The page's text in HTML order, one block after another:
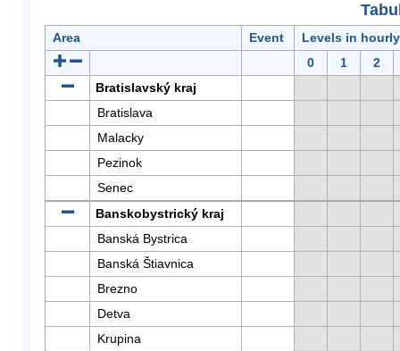
Area Event
Levels in
0
1
2
Bratislavský kraj
Bratislava
Malacky
Pezinok
Senec
Banskobystrický kraj
Banská Bystrica
Banská Štiavnica
Brezno
Detva
Krupina